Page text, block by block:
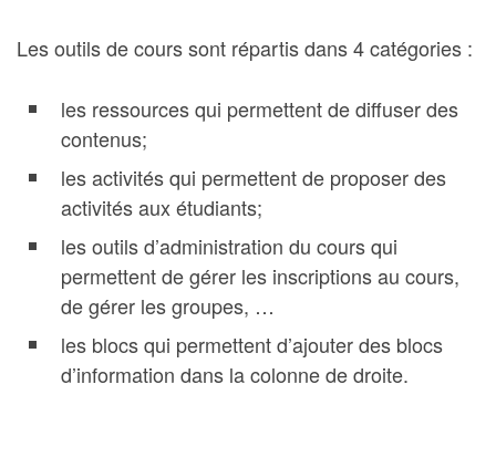
Les outils de cours sont répartis dans 4 catégories :
les ressources qui permettent de diffuser des
contenus;
les activités qui permettent de proposer des
activités aux étudiants;
les outils d’administration du cours qui
permettent de gérer les inscriptions au cours,
de gérer les groupes, …
les blocs qui permettent d’ajouter des blocs
d’information dans la colonne de droite.